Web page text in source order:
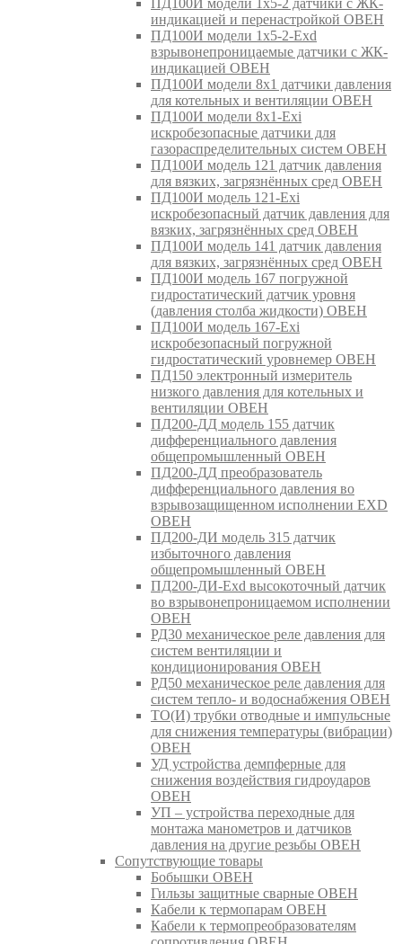
индикацией и перенастройкой ОВЕН
ПД100И модели 1х5-2-Exd
взрывонепроницаемые датчики с ЖК-
индикацией ОВЕН
ПД100И модели 8х1 датчики давления
для котельных и вентиляции ОВЕН
ПД100И модели 8х1-Exi
искробезопасные датчики для
газораспределительных систем ОВЕН
ПД100И модель 121 датчик давления
для вязких, загрязнённых сред ОВЕН
ПД100И модель 121-Exi
искробезопасный датчик давления для
вязких, загрязнённых сред ОВЕН
ПД100И модель 141 датчик давления
для вязких, загрязнённых сред ОВЕН
ПД100И модель 167 погружной
гидростатический датчик уровня
(давления столба жидкости) ОВЕН
ПД100И модель 167-Exi
искробезопасный погружной
гидростатический уровнемер ОВЕН
ПД150 электронный измеритель
низкого давления для котельных и
вентиляции ОВЕН
ПД200-ДД модель 155 датчик
дифференциального давления
общепромышленный ОВЕН
ПД200-ДД преобразователь
дифференциального давления во
взрывозащищенном исполнении EXD
ОВЕН
ПД200-ДИ модель 315 датчик
избыточного давления
общепромышленный ОВЕН
ПД200-ДИ-Exd высокоточный датчик
во взрывонепроницаемом исполнении
ОВЕН
РД30 механическое реле давления для
систем вентиляции и
кондиционирования ОВЕН
РД50 механическое реле давления для
систем тепло- и водоснабжения ОВЕН
ТО(И) трубки отводные и импульсные
для снижения температуры (вибрации)
ОВЕН
УД устройства демпферные для
снижения воздействия гидроударов
ОВЕН
УП – устройства переходные для
монтажа манометров и датчиков
давления на другие резьбы ОВЕН
Сопутствующие товары
Бобышки ОВЕН
Гильзы защитные сварные ОВЕН
Кабели к термопарам ОВЕН
Кабели к термопреобразователям